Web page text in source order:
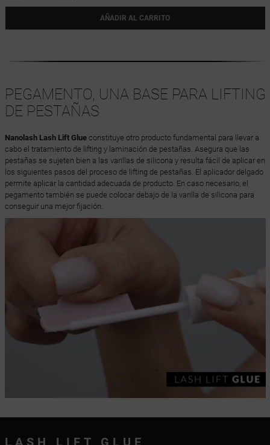
AÑADIR AL CARRITO
PEGAMENTO, UNA BASE PARA LIFTING
DE PESTAÑAS
Nanolash Lash Lift Glueconstituye otro producto fundamental para llevar a
cabo el tratamiento de lifting y laminación de pestañas. Asegura que las
pestañas se sujeten bien a las varillas de silicona y resulta fácil de aplicar en
los siguientes pasos del proceso de lifting de pestañas. El aplicador delgado
permite aplicar la cantidad adecuada de producto. En caso necesario, el
pegamento también se puede colocar debajo de la varilla de silicona para
conseguir una mejor fijación.